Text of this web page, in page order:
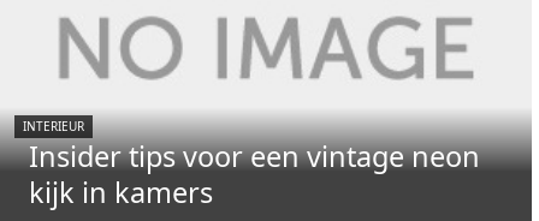
INTERIEUR
Insider tips voor een vintage neon
kijk in kamers